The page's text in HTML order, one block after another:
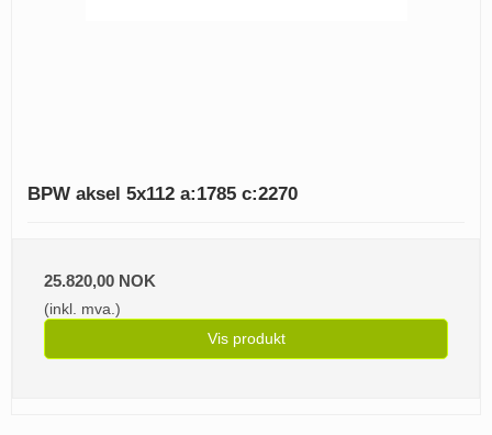
BPW aksel 5x112 a:1785 c:2270
25.820,00 NOK
(inkl. mva.)
Vis produkt